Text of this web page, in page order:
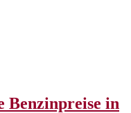
Benzinpreise in